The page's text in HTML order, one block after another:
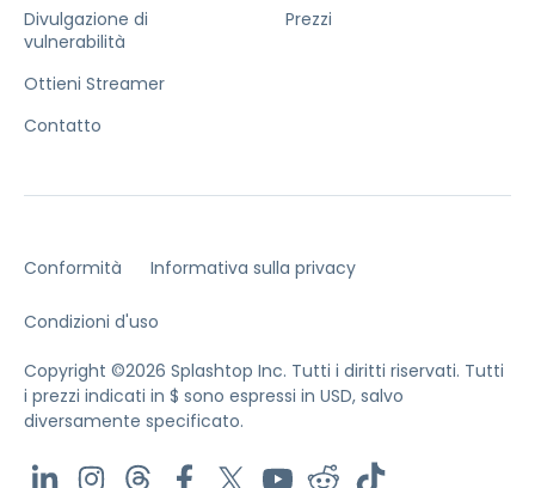
Divulgazione di
vulnerabilità
Ottieni Streamer
Contatto
Prezzi
Conformità Informativa sulla privacy
Condizioni d'uso
Copyright ©2026 Splashtop Inc. Tutti i diritti riservati. Tutti
i prezzi indicati in $ sono espressi in USD, salvo
diversamente specificato.